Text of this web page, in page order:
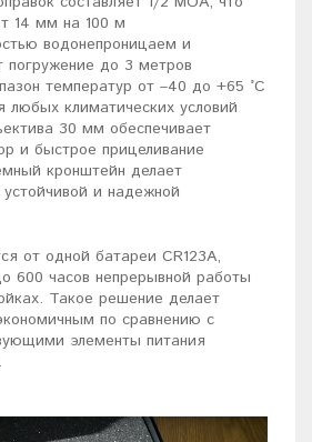
14 мм на 100 м
водонепроницаем и
погружение до 3 метров
температур от –40 до +65 °C
любых климатических условий
30 мм обеспечивает
и быстрое прицеливание
кронштейн делает
и надежной
от одной батареи CR123A,
600 часов непрерывной работы
Такое решение делает
по сравнению с
элементы питания